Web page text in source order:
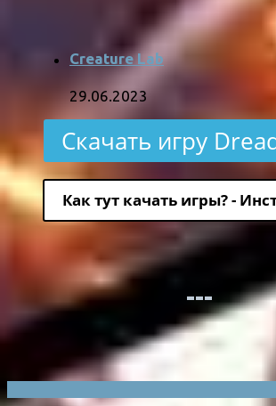
Creature Lab
29.06.2023
Скачать игру
Как тут качать игры? -